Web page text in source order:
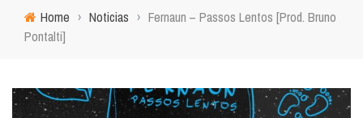
Home › Noticias › Fernaun – Passos Lentos [Prod. Bruno
Pontalti]